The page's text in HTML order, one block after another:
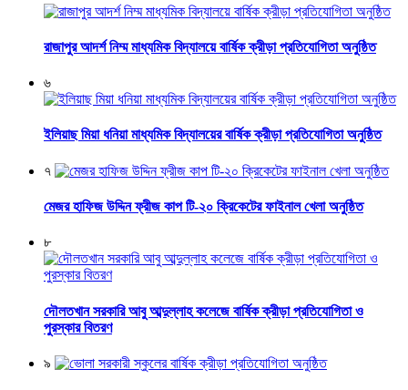
রাজাপুর আদর্শ নিম্ম মাধ্যমিক বিদ্যালয়ে বার্ষিক ক্রীড়া প্রতিযোগিতা অনুষ্ঠিত
৬
ইলিয়াছ মিয়া ধনিয়া মাধ্যমিক বিদ্যালয়ের বার্ষিক ক্রীড়া প্রতিযোগিতা অনুষ্ঠিত
৭
মেজর হাফিজ উদ্দিন ফ্রীজ কাপ টি-২০ ক্রিকেটের ফাইনাল খেলা অনুষ্ঠিত
৮
দৌলতখান সরকারি আবু আব্দুল্লাহ কলেজে বার্ষিক ক্রীড়া প্রতিযোগিতা ও
পুরস্কার বিতরণ
৯